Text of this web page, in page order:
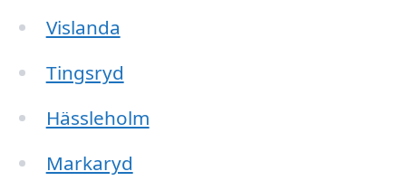
Vislanda
Tingsryd
Hässleholm
Markaryd